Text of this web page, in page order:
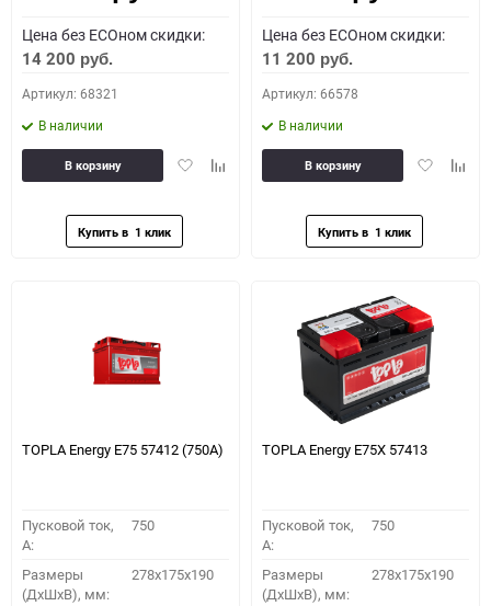
Цена без ECOном скидки:
14 200 руб.
Артикул: 68321
В наличии
ДобавитьДобавить
В корзину
Цена без ECOном скидки:
11 200 руб.
Артикул: 66578
В наличии
Добавить
В корзину
TOPLA Energy E75 57412 (750A)
Пусковой ток,
A:
750
Размеры
(ДхШхВ), мм:
278x175x190
TOPLA Energy E75X 57413
Пусковой ток,
A:
750
Размеры
(ДхШхВ), мм:
278x175x190